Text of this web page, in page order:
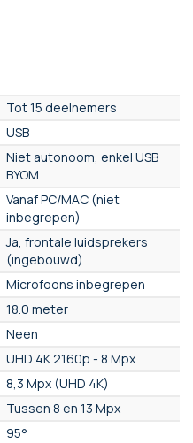
Tot 15 deelnemers
USB
Niet autonoom, enkel USB
BYOM
Vanaf PC/MAC (niet
inbegrepen)
Ja, frontale luidsprekers
(ingebouwd)
Microfoons inbegrepen
18.0 meter
Neen
UHD 4K 2160p - 8 Mpx
8,3 Mpx (UHD 4K)
Tussen 8 en 13 Mpx
95°